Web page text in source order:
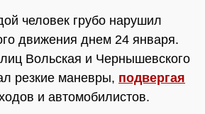
человек грубо нарушил
движения днем 24 января.
Вольская и Чернышевского
резкие маневры, подвергая
и автомобилистов.